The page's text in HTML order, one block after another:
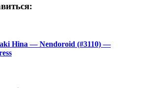
Hina — Nendoroid (#3110) —